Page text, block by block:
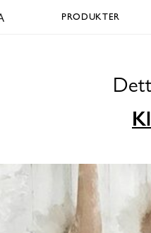
PRODUKTER